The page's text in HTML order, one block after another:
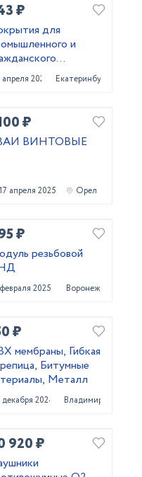
₽
для
и
от
апреля 2025 Екатеринбург
₽
ВИНТОВЫЕ
17 апреля 2025 Орел
₽
резьбовой
2025 Воронеж
₽
мембраны, Гибкая
Битумные
Металл
декабря 2024 Владимир
920 ₽